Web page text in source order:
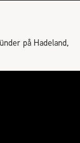
på Hadeland,